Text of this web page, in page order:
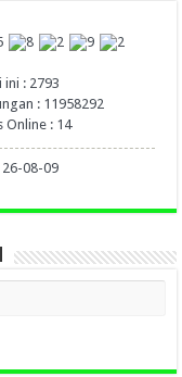
ini : 2793
: 11958292
Online : 14
26-08-09